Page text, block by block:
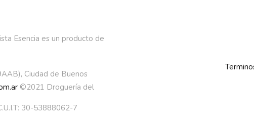
Esencia es un producto de
Ciudad de Buenos
©2021 Droguería del
30-53888062-7